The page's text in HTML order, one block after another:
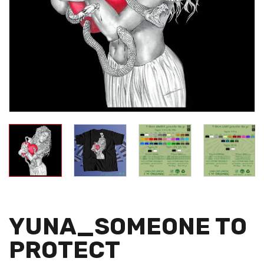
YUNA_SOMEONE TO
PROTECT